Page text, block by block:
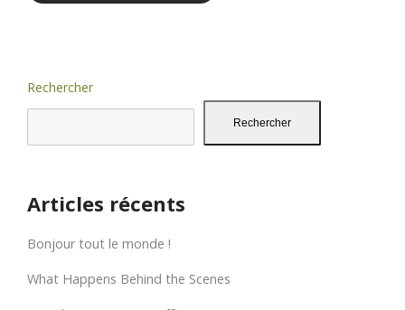
Rechercher
Rechercher
Articles récents
Bonjour tout le monde !
What Happens Behind the Scenes